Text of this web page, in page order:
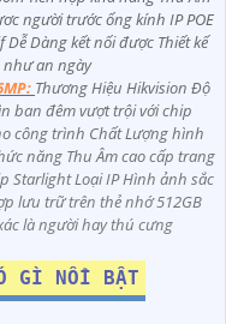
người trước ống kính IP POE
Dễ Dàng kết nối được Thiết kế
an ngày
Thương Hiệu Hikvision Độ
ban đêm vượt trội với chip
công trình Chất Lượng hình
năng Thu Âm cao cấp trang
Starlight Loại IP Hình ảnh sắc
lưu trữ trên thẻ nhớ 512GB
là người hay thú cưng
GÌ NỔI BẬT